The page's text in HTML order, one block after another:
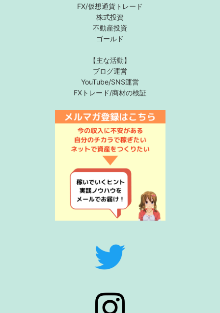
FX/仮想通貨トレード
株式投資
不動産投資
ゴールド
【主な活動】
ブログ運営
YouTube/SNS運営
FXトレード/商材の検証